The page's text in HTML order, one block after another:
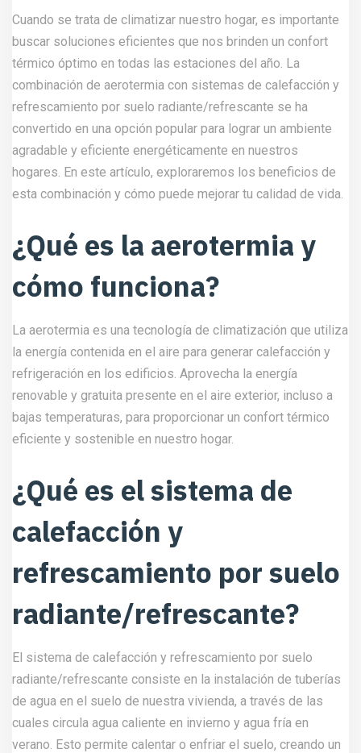
Cuando se trata de climatizar nuestro hogar, es importante
buscar soluciones eficientes que nos brinden un confort
térmico óptimo en todas las estaciones del año. La
combinación de aerotermia con sistemas de calefacción y
refrescamiento por suelo radiante/refrescante se ha
convertido en una opción popular para lograr un ambiente
agradable y eficiente energéticamente en nuestros
hogares. En este artículo, exploraremos los beneficios de
esta combinación y cómo puede mejorar tu calidad de vida.
¿Qué es la aerotermia y
cómo funciona?
La aerotermia es una tecnología de climatización que utiliza
la energía contenida en el aire para generar calefacción y
refrigeración en los edificios. Aprovecha la energía
renovable y gratuita presente en el aire exterior, incluso a
bajas temperaturas, para proporcionar un confort térmico
eficiente y sostenible en nuestro hogar.
¿Qué es el sistema de
calefacción y
refrescamiento por suelo
radiante/refrescante?
El sistema de calefacción y refrescamiento por suelo
radiante/refrescante consiste en la instalación de tuberías
de agua en el suelo de nuestra vivienda, a través de las
cuales circula agua caliente en invierno y agua fría en
verano. Esto permite calentar o enfriar el suelo, creando un